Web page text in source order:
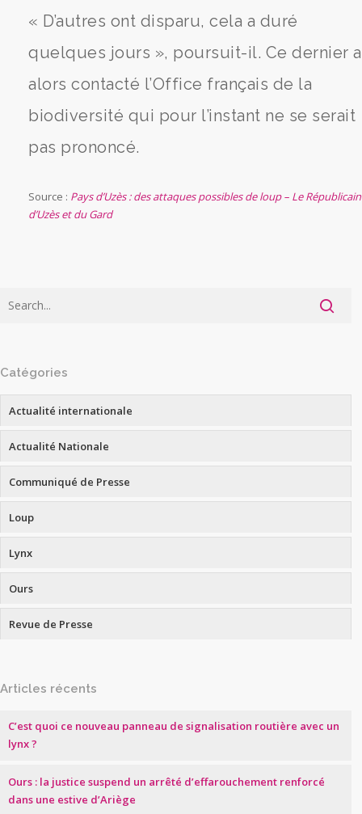
« D’autres ont disparu, cela a duré
quelques jours », poursuit-il. Ce dernier a
alors contacté l’Office français de la
biodiversité qui pour l’instant ne se serait
pas prononcé.
Source : Pays d’Uzès : des attaques possibles de loup – Le Républicain
d’Uzès et du Gard
Catégories
Actualité internationale
Actualité Nationale
Communiqué de Presse
Loup
Lynx
Ours
Revue de Presse
Articles récents
C’est quoi ce nouveau panneau de signalisation routière avec un
lynx ?
Ours : la justice suspend un arrêté d’effarouchement renforcé
dans une estive d’Ariège